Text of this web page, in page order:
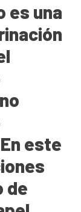
es una
este
de